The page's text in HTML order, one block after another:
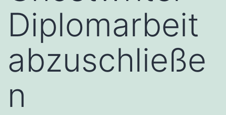
Diplomarbeit
abzuschließe
n